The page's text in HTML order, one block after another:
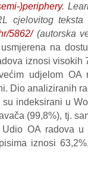
)periphery.
cjelovitog
5862/(autorska
na
iznosi visokih
udjelom OA
Dio analiziranih
indeksirani u
(99,8%), tj.
OA radova u
iznosi